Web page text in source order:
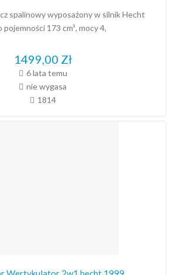
spalinowy wyposażony w silnik Hecht
pojemności 173 cm³, mocy 4,
1499,00 Zł
6 lata temu
nie wygasa
1814